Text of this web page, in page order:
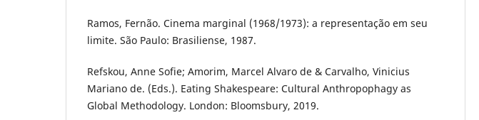
Ramos, Fernão. Cinema marginal (1968/1973): a representação em seu
limite. São Paulo: Brasiliense, 1987.
Refskou, Anne Sofie; Amorim, Marcel Alvaro de & Carvalho, Vinicius
Mariano de. (Eds.). Eating Shakespeare: Cultural Anthropophagy as
Global Methodology. London: Bloomsbury, 2019.